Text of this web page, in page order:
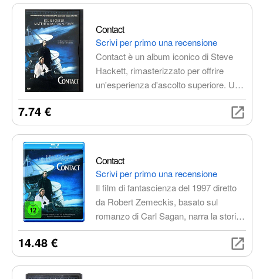
italiano, con la copertina che potrebbe
Contact
Scrivi per primo una recensione
Contact è un album iconico di Steve
Hackett, rimasterizzato per offrire
un'esperienza d'ascolto superiore. Un
viaggio musicale attraverso atmosfere
melodie indimenticabili e tematiche
progressive rock.
7.74 €
Contact
Scrivi per primo una recensione
Il film di fantascienza del 1997 diretto
da Robert Zemeckis, basato sul
romanzo di Carl Sagan, narra la storia
di Ellie Arroway (Jodie Foster), una
extraterrestre, che intercetta un
14.48 €